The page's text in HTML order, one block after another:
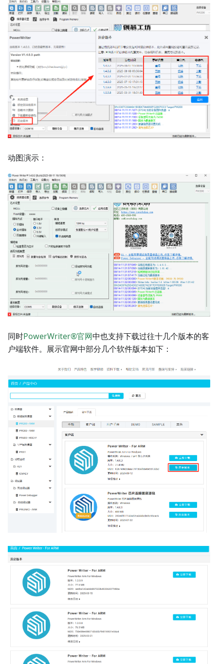
动图演示：
同时PowerWriter®官网中也支持下载过往十几个版本的客
户端软件。展示官网中部分几个软件版本如下：